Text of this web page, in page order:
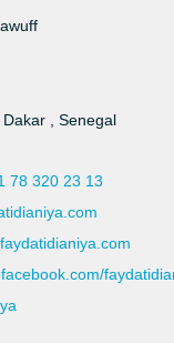
, Senegal
78 320 23 13